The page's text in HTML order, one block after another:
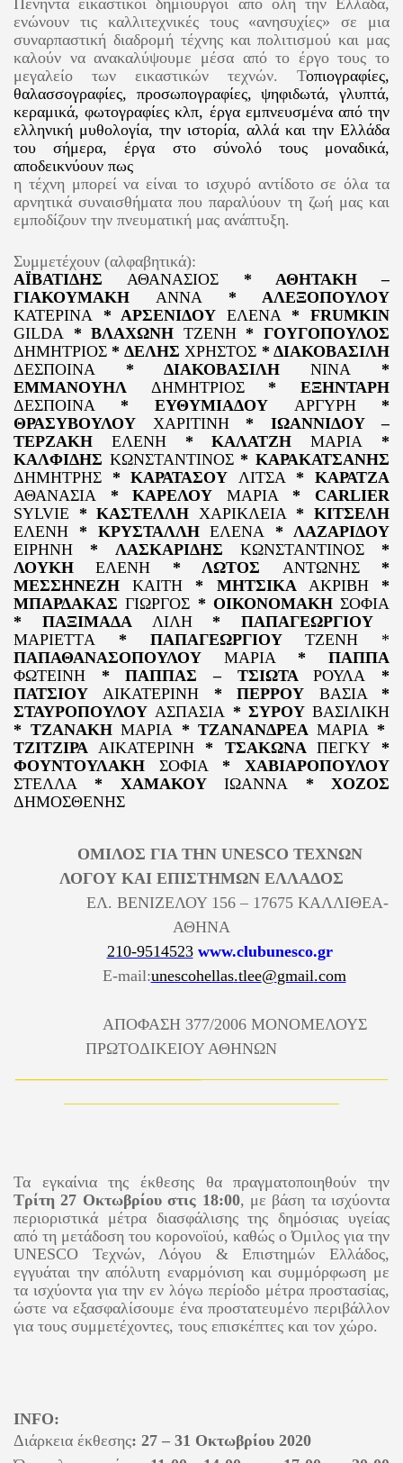
ενώνουν τις καλλιτεχνικές τους «ανησυχίες» σε μια
συναρπαστική διαδρομή τέχνης και πολιτισμού και μας
καλούν να ανακαλύψουμε μέσα από το έργο τους το
μεγαλείο των εικαστικών τεχνών. Τοπιογραφίες,
θαλασσογραφίες, προσωπογραφίες, ψηφιδωτά, γλυπτά,
κεραμικά, φωτογραφίες κλπ, έργα εμπνευσμένα από την
ελληνική μυθολογία, την ιστορία, αλλά και την Ελλάδα
του σήμερα, έργα στο σύνολό τους μοναδικά,
αποδεικνύουν πως
η τέχνη μπορεί να είναι το ισχυρό αντίδοτο σε όλα τα
αρνητικά συναισθήματα που παραλύουν τη ζωή μας και
εμποδίζουν την πνευματική μας ανάπτυξη.
Συμμετέχουν (αλφαβητικά):
ΑΪΒΑΤΙΔΗΣ ΑΘΑΝΑΣΙΟΣ * ΑΘΗΤΑΚΗ –
ΓΙΑΚΟΥΜΑΚΗ ΑΝΝΑ * ΑΛΕΞΟΠΟΥΛΟΥ
ΚΑΤΕΡΙΝΑ * ΑΡΣΕΝΙΔΟΥ ΕΛΕΝΑ *FRUMKIN
GILDA * ΒΛΑΧΩΝΗ ΤΖΕΝΗ* ΓΟΥΓΟΠΟΥΛΟΣ
ΔΗΜΗΤΡΙΟΣ* ΔΕΛΗΣ ΧΡΗΣΤΟΣ * ΔΙΑΚΟΒΑΣΙΛΗ
ΔΕΣΠΟΙΝΑ * ΔΙΑΚΟΒΑΣΙΛΗΝΙΝΑ
*
ΕΜΜΑΝΟΥΗΛ ΔΗΜΗΤΡΙΟΣ* ΕΞΗΝΤΑΡΗ
ΔΕΣΠΟΙΝΑ * ΕΥΘΥΜΙΑΔΟΥ ΑΡΓΥΡΗ*
ΘΡΑΣΥΒΟΥΛΟΥ ΧΑΡΙΤΙΝΗ* ΙΩΑΝΝΙΔΟΥ –
ΤΕΡΖΑΚΗ ΕΛΕΝΗ* ΚΑΛΑΤΖΗΜΑΡΙΑ
*
ΚΑΛΦΙΔΗΣ ΚΩΝΣΤΑΝΤΙΝΟΣ* ΚΑΡΑΚΑΤΣΑΝΗΣ
ΔΗΜΗΤΡΗΣ* ΚΑΡΑΤΑΣΟΥ ΛΙΤΣΑ * ΚΑΡΑΤΖΑ
ΑΘΑΝΑΣΙΑ * ΚΑΡΕΛΟΥ ΜΑΡΙΑ * CARLIER
SYLVIE * ΚΑΣΤΕΛΛΗ ΧΑΡΙΚΛΕΙΑ * ΚΙΤΣΕΛΗ
ΕΛΕΝΗ* ΚΡΥΣΤΑΛΛΗΕΛΕΝΑ
* ΛΑΖΑΡΙΔΟΥ
ΕΙΡΗΝΗ* ΛΑΣΚΑΡΙΔΗΣ ΚΩΝΣΤΑΝΤΙΝΟΣ*
ΛΟΥΚΗΕΛΕΝΗ * ΛΩΤΟΣ ΑΝΤΩΝΗΣ*
ΜΕΣΣΗΝΕΖΗΚΑΙΤΗ * ΜΗΤΣΙΚΑ ΑΚΡΙΒΗ*
ΜΠΑΡΔΑΚΑΣΓΙΩΡΓΟΣ * ΟΙΚΟΝΟΜΑΚΗΣΟΦΙΑ
* ΠΑΞΙΜΑΔΑ ΛΙΛΗ* ΠΑΠΑΓΕΩΡΓΙΟΥ
ΜΑΡΙΕΤTΑ * ΠΑΠΑΓΕΩΡΓΙΟΥΤΖΕΝΗ *
ΠΑΠΑΘΑΝΑΣΟΠΟΥΛΟΥ ΜΑΡΙΑ * ΠΑΠΠΑ
ΦΩΤΕΙΝΗ* ΠΑΠΠΑΣ – ΤΣΙΩΤΑΡΟΥΛΑ
*
ΠΑΤΣΙΟΥ ΑΙΚΑΤΕΡΙΝΗ * ΠΕΡΡΟΥ ΒΑΣΙΑ *
ΣΤΑΥΡΟΠΟΥΛΟΥ ΑΣΠΑΣΙΑ * ΣΥΡΟΥΒΑΣΙΛΙΚΗ
* ΤΖΑΝΑΚΗΜΑΡΙΑ * ΤΖΑΝΑΝΔΡΕΑ ΜΑΡΙΑ *
ΤΖΙΤΖΙΡΑ ΑΙΚΑΤΕΡΙΝΗ * ΤΣΑΚΩΝΑ ΠΕΓΚΥ*
ΦΟΥΝΤΟΥΛΑΚΗ ΣΟΦΙΑ * ΧΑΒΙΑΡΟΠΟΥΛΟΥ
ΣΤΕΛΛΑ * ΧΑΜΑΚΟΥΙΩΑΝΝΑ
* ΧΟΖΟΣ
ΔΗΜΟΣΘΕΝΗΣ
ΟΜΙΛΟΣ ΓΙΑ ΤΗΝ UNESCO ΤΕΧΝΩΝ
ΛΟΓΟΥ ΚΑΙ ΕΠΙΣΤΗΜΩΝ ΕΛΛΑΔΟΣ
ΕΛ. ΒΕΝΙΖΕΛΟΥ 156 – 17675 ΚΑΛΛΙΘΕΑ-
ΑΘΗΝΑ
210-9514523www.clubunesco.gr
E-mail:unescohellas.tlee@gmail.com
ΑΠΟΦΑΣΗ 377/2006 ΜΟΝΟΜΕΛΟΥΣ
ΠΡΩΤΟΔΙΚΕΙΟΥ ΑΘΗΝΩΝ
Τα εγκαίνια της έκθεσης θα πραγματοποιηθούν την
Τρίτη 27 Οκτωβρίου στις 18:00, με βάση τα ισχύοντα
περιοριστικά μέτρα διασφάλισης της δημόσιας υγείας
από τη μετάδοση του κορονοϊού, καθώς ο Όμιλος για την
UNESCOΤεχνών, Λόγου & Επιστημών Ελλάδος,
εγγυάται την απόλυτη εναρμόνιση και συμμόρφωση με
τα ισχύοντα για την εν λόγω περίοδο μέτρα προστασίας,
ώστε να εξασφαλίσουμε ένα προστατευμένο περιβάλλον
για τους συμμετέχοντες, τους επισκέπτες και τον χώρο.
INFO:
Διάρκεια έκθεσης: 27 – 31 Οκτωβρίου 2020